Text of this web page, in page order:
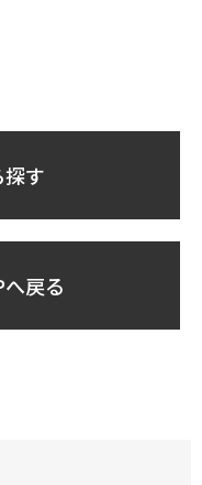
す
戻る